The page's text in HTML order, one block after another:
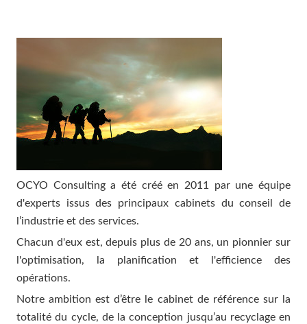
OCYO Consulting a été créé en 2011 par une équipe
d'experts issus des principaux cabinets du conseil de
l’industrie et des services.
Chacun d'eux est, depuis plus de 20 ans, un pionnier sur
l'optimisation, la planification et l'efficience des
opérations.
Notre ambition est d’être le cabinet de référence sur la
totalité du cycle, de la conception jusqu’au recyclage en